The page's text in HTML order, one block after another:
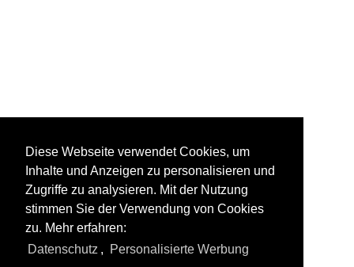
Diese Webseite verwendet Cookies, um
Inhalte und Anzeigen zu personalisieren und
Zugriffe zu analysieren. Mit der Nutzung
stimmen Sie der Verwendung von Cookies
zu. Mehr erfahren:
Datenschutz , Personalisierte Werbung